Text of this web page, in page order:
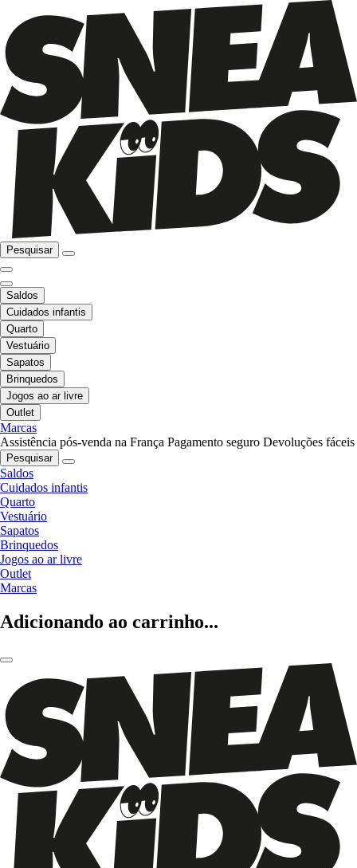
Pesquisar
Saldos
Cuidados infantis
Quarto
Vestuário
Sapatos
Brinquedos
Jogos ao ar livre
Outlet
Marcas
Assistência pós-venda na França Pagamento seguro Devoluções fáceis
Pesquisar
Saldos
Cuidados infantis
Quarto
Vestuário
Sapatos
Brinquedos
Jogos ao ar livre
Outlet
Marcas
Adicionando ao carrinho...